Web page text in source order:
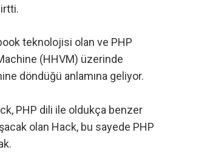
teknolojisi olan ve PHP
(HHVM) üzerinde
döndüğü anlamına geliyor.
PHP dili ile oldukça benzer
olan Hack, bu sayede PHP